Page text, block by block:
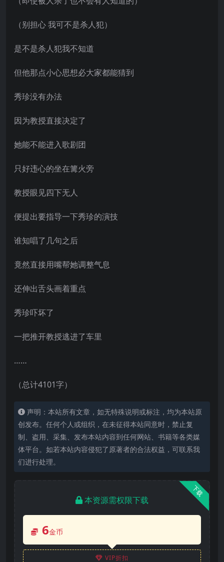
（别担心 我可不是杀人犯）
是不是杀人犯我不知道
但他那点小心思想必大家都能猜到
秀珍没有办法
因为教授直接决定了
她能不能进入歌剧团
只好违心的坐在篝火旁
教授眼见四下无人
便提出要指导一下秀珍的演技
谁知唱了几句之后
竟然直接用嘴帮她调整气息
还伸出舌头画着重点
秀珍吓坏了
一把推开教授逃进了车里
……
（总计4101字）
声明：本站所有文章，如无特殊说明或标注，均为本站原
创发布。任何个人或组织，在未征得本站同意时，禁止复
制、盗用、采集、发布本站内容到任何网站、书籍等各类媒
体平台。如若本站内容侵犯了原著者的合法权益，可联系我
们进行处理。
下载
本资源需权限下载
6金币
VIP折扣